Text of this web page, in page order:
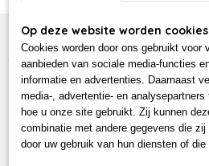
Home >Promo Eenden: Ducks met
Badeend>MUZIEK FILM STRIP>
Op deze website worden
Cookies worden door ons gebruikt voor
aanbieden van sociale media-functies
informatie en advertenties. Daarnaast
media-, advertentie- en
hoe u onze site gebruikt. Zij kunnen
combinatie met andere gegevens die
door uw gebruik van hun diensten of